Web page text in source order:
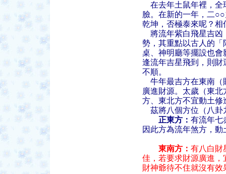
在去年土鼠年裡，全
臉。在新的一年，二
乾坤，否極泰來呢？
將流年紫白飛星吉凶
勢，其重點以古人的
桌、神明廳等擺設也
逢流年吉星飛到，則
不順。
牛年最吉方在東南（
廣進財源。太歲（東
方、東北方不宜動土修
茲將八個方位（八卦
正東方： 有流年七
因此方為流年煞方，
東南方： 有八白財
佳，若要求財源廣進
財神爺待不住就沒有效